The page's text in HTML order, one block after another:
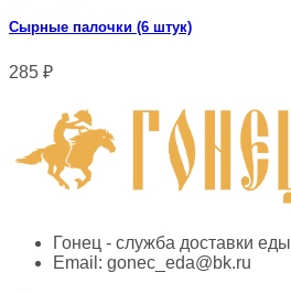
Сырные палочки (6 штук)
285 ₽
Гонец - служба доставки еды
Email: gonec_eda@bk.ru